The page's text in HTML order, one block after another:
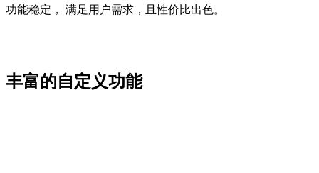
功能稳定， 满足用户需求，且性价比出色。
丰富的自定义功能